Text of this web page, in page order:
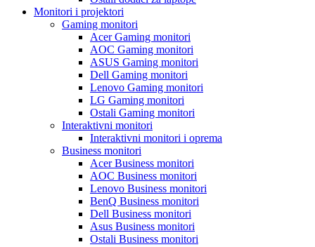
Monitori i projektori
Gaming monitori
Acer Gaming monitori
AOC Gaming monitori
ASUS Gaming monitori
Dell Gaming monitori
Lenovo Gaming monitori
LG Gaming monitori
Ostali Gaming monitori
Interaktivni monitori
Interaktivni monitori i oprema
Business monitori
Acer Business monitori
AOC Business monitori
Lenovo Business monitori
BenQ Business monitori
Dell Business monitori
Asus Business monitori
Ostali Business monitori